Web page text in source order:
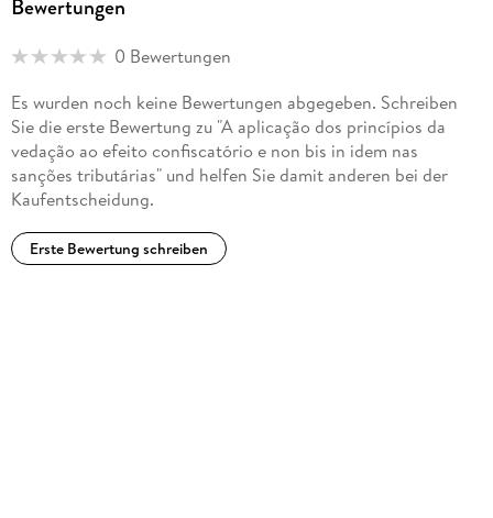
Bewertungen
0 Bewertungen
Es wurden noch keine Bewertungen abgegeben. Schreiben
Sie die erste Bewertung zu "A aplicação dos princípios da
vedação ao efeito confiscatório e non bis in idem nas
sanções tributárias" und helfen Sie damit anderen bei der
Kaufentscheidung.
Erste Bewertung schreiben